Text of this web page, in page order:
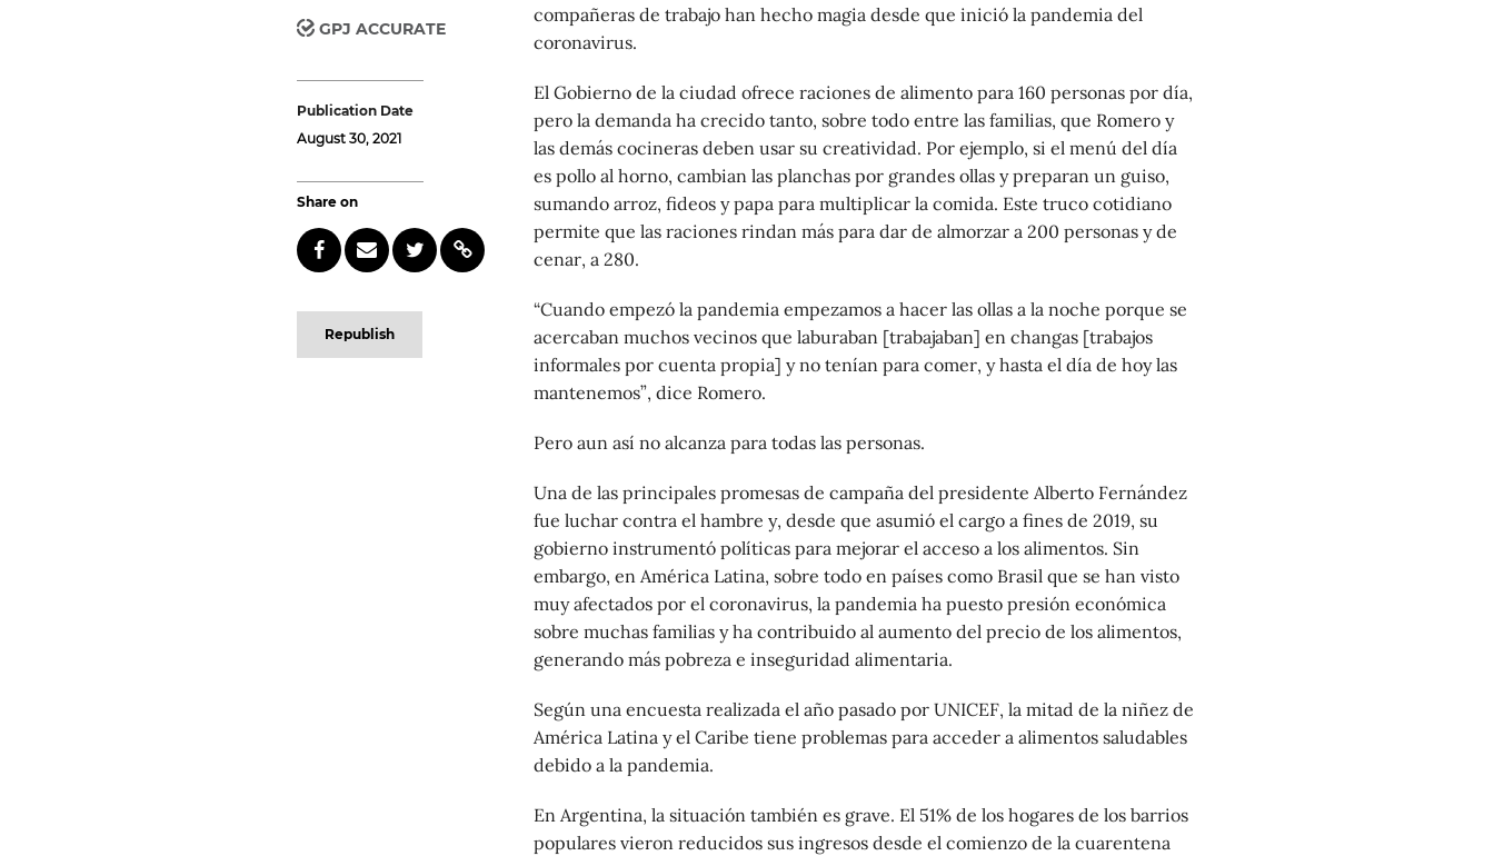
GPJ ACCURATE
Publication Date
August 30, 2021
Share on
Republish
compañeras de trabajo han hecho magia desde que inició la pandemia del
coronavirus.
El Gobierno de la ciudad ofrece raciones de alimento para 160 personas por día,
pero la demanda ha crecido tanto, sobre todo entre las familias, que Romero y
las demás cocineras deben usar su creatividad. Por ejemplo, si el menú del día
es pollo al horno, cambian las planchas por grandes ollas y preparan un guiso,
sumando arroz, fideos y papa para multiplicar la comida. Este truco cotidiano
permite que las raciones rindan más para dar de almorzar a 200 personas y de
cenar, a 280.
“Cuando empezó la pandemia empezamos a hacer las ollas a la noche porque se
acercaban muchos vecinos que laburaban [trabajaban] en changas [trabajos
informales por cuenta propia] y no tenían para comer, y hasta el día de hoy las
mantenemos”, dice Romero.
Pero aun así no alcanza para todas las personas.
Una de las principales promesas de campaña del presidente Alberto Fernández
fue luchar contra el hambre y, desde que asumió el cargo a fines de 2019, su
gobierno instrumentó políticas para mejorar el acceso a los alimentos. Sin
embargo, en América Latina, sobre todo en países como Brasil que se han visto
muy afectados por el coronavirus, la pandemia ha puesto presión económica
sobre muchas familias y ha contribuido al aumento del precio de los alimentos,
generando más pobreza e inseguridad alimentaria.
Según una encuesta realizada el año pasado por UNICEF, la mitad de la niñez de
América Latina y el Caribe tiene problemas para acceder a alimentos saludables
debido a la pandemia.
En Argentina, la situación también es grave. El 51% de los hogares de los barrios
populares vieron reducidos sus ingresos desde el comienzo de la cuarentena